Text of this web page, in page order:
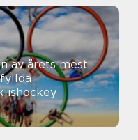
av årets mest
ishockey